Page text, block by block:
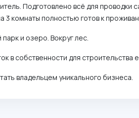
Подготовлено всё для
3 комнаты полностью готов к
и озеро. Вокруг лес.
в собственности для строительства
владельцем уникального бизнеса.